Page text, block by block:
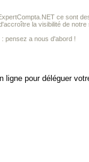
ce sont
la visibilité de
pensez a nous d'abord !
ligne pour déléguer